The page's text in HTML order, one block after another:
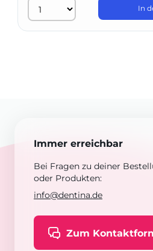
In
Immer erreichbar
Bei Fragen zu deiner
oder Produkten:
info@dentina.de
Zum